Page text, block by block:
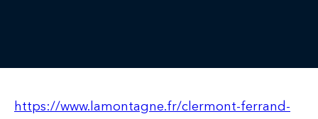
https://www.lamontagne.fr/clermont-ferrand-